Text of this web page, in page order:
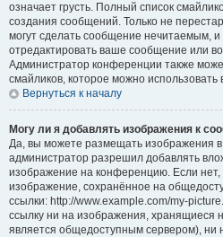
означает грусть. Полный список
создания сообщений. Только не
могут сделать сообщение нечитаемым,
отредактировать ваше сообщение или
Администратор конференции также
смайликов, которое можно
Вернуться к началу
Могу ли я добавлять изображения к
Да, вы можете размещать изображения
администратор разрешил добавлять
изображение на конференцию. Если нет,
изображение, сохранённое на
ссылки: http://www.example.com/my-
ссылку ни на изображения, хранящиеся
является общедоступным сервером), ни